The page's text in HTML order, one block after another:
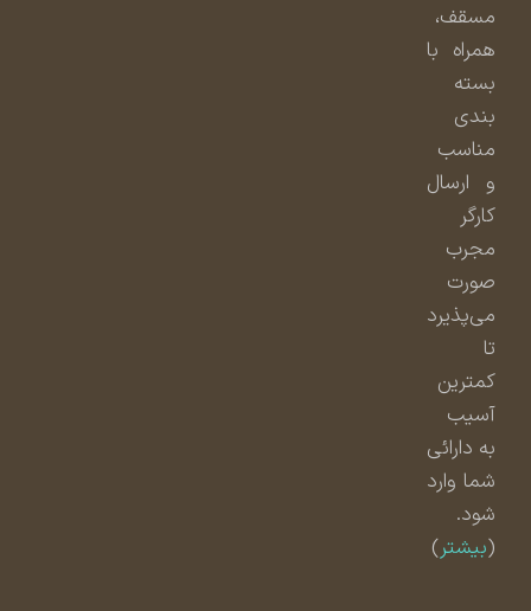
مسقف،
همراه با
بسته
بندی
مناسب
و ارسال
مجرب
صورت
می‌پذیرد
کمترین
آسیب
به دارائی
شما وارد
شود.
بیشتر)